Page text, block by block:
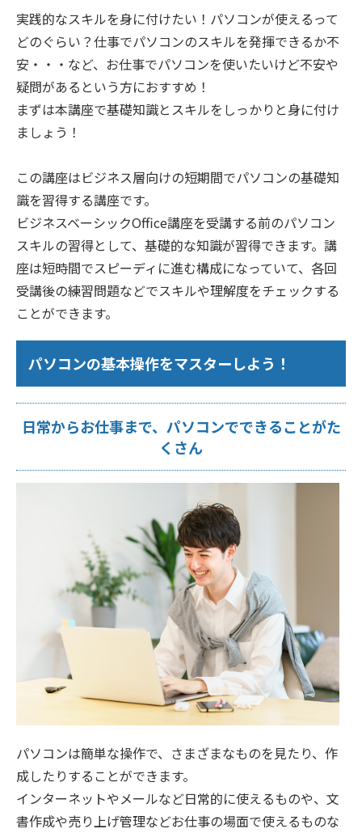
実践的なスキルを身に付けたい！パソコンが使えるって
どのぐらい？仕事でパソコンのスキルを発揮できるか不
安・・・など、お仕事でパソコンを使いたいけど不安や
疑問があるという方におすすめ！
まずは本講座で基礎知識とスキルをしっかりと身に付け
ましょう！
この講座はビジネス層向けの短期間でパソコンの基礎知
識を習得する講座です。
ビジネスベーシックOffice講座を受講する前のパソコン
スキルの習得として、基礎的な知識が習得できます。講
座は短時間でスピーディに進む構成になっていて、各回
受講後の練習問題などでスキルや理解度をチェックする
ことができます。
パソコンの基本操作をマスターしよう！
日常からお仕事まで、パソコンでできることがた
くさん
パソコンは簡単な操作で、さまざまなものを見たり、作
成したりすることができます。
インターネットやメールなど日常的に使えるものや、文
書作成や売り上げ管理などお仕事の場面で使えるものな